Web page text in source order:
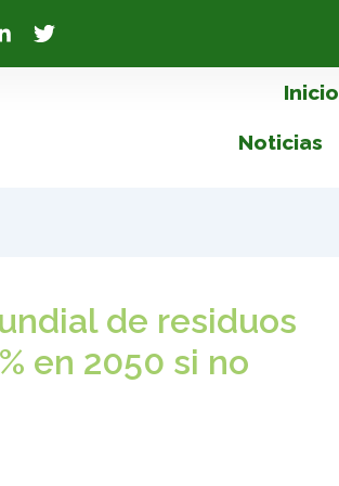
Inicio
Noticias
de residuos
en 2050 si no